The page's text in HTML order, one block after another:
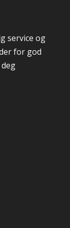
service og
for god